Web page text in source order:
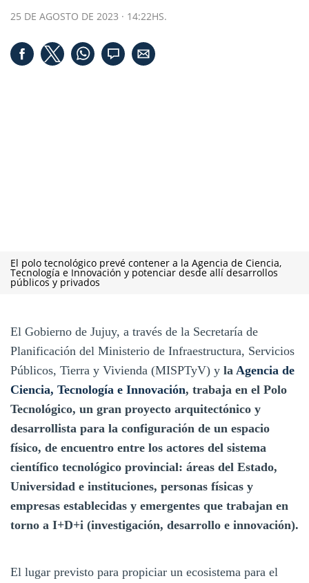
25 DE AGOSTO DE 2023 · 14:22HS.
El polo tecnológico prevé contener a la Agencia de Ciencia,
Tecnología e Innovación y potenciar desde allí desarrollos
públicos y privados
El Gobierno de Jujuy, a través de la Secretaría de
Planificación del Ministerio de Infraestructura, Servicios
Públicos, Tierra y Vivienda (MISPTyV) y la Agencia de
Ciencia, Tecnología e Innovación, trabaja en el Polo
Tecnológico, un gran proyecto arquitectónico y
desarrollista para la configuración de un espacio
físico, de encuentro entre los actores del sistema
científico tecnológico provincial: áreas del Estado,
Universidad e instituciones, personas físicas y
empresas establecidas y emergentes que trabajan en
torno a I+D+i (investigación, desarrollo e innovación).
El lugar previsto para propiciar un ecosistema para el